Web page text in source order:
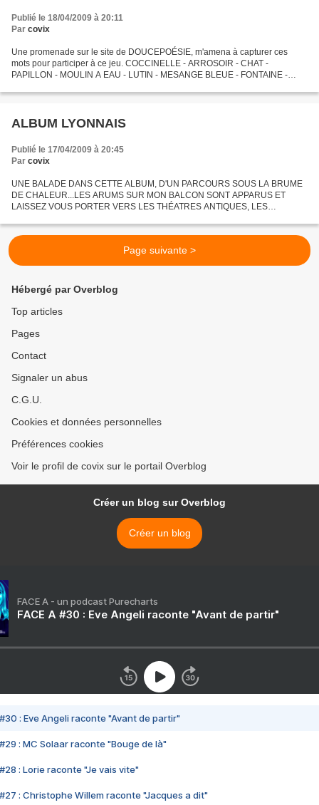
Publié le 18/04/2009 à 20:11
Par covix
Une promenade sur le site de DOUCEPOÉSIE, m'amena à capturer ces
mots pour participer à ce jeu. COCCINELLE - ARROSOIR - CHAT -
PAPILLON - MOULIN A EAU - LUTIN - MESANGE BLEUE - FONTAINE -
ALBUM LYONNAIS
Publié le 17/04/2009 à 20:45
Par covix
UNE BALADE DANS CETTE ALBUM, D'UN PARCOURS SOUS LA BRUME
DE CHALEUR...LES ARUMS SUR MON BALCON SONT APPARUS ET
LAISSEZ VOUS PORTER VERS LES THÉATRES ANTIQUES, LES
Page suivante >
Hébergé par Overblog
Top articles
Pages
Contact
Signaler un abus
C.G.U.
Cookies et données personnelles
Préférences cookies
Voir le profil de covix sur le portail Overblog
Créer un blog sur Overblog
Créer un blog
FACE A - un podcast Purecharts
FACE A #30 : Eve Angeli raconte "Avant de partir"
#30 : Eve Angeli raconte "Avant de partir"
#29 : MC Solaar raconte "Bouge de là"
#28 : Lorie raconte "Je vais vite"
#27 : Christophe Willem raconte "Jacques a dit"